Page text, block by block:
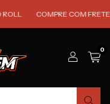
COMPRE COM FRETE
0